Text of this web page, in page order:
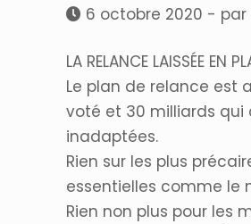
6 octobre 2020 - par
LA RELANCE LAISSÉE EN
Le plan de relance est
voté et 30 milliards qui
inadaptées.
Rien sur les plus
essentielles comme le
Rien non plus pour les